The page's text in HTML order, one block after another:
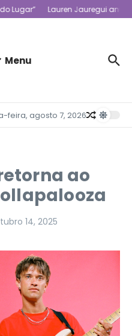
Lauren Jauregui
Menu
feira, agosto 7, 2026
ao
14, 2025